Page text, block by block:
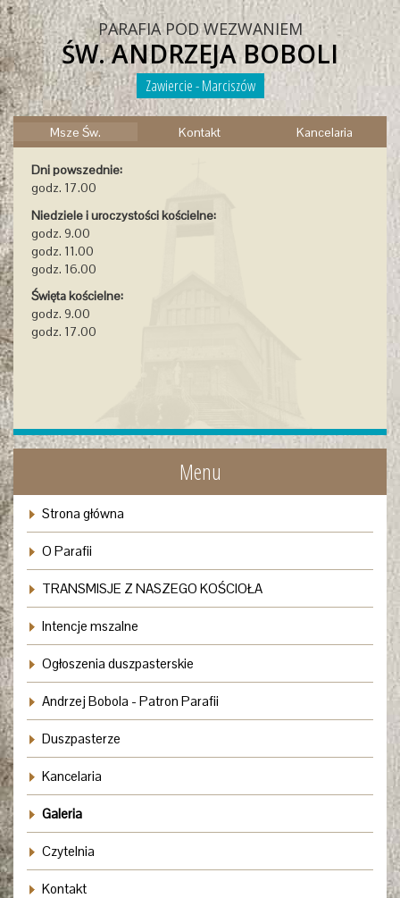
PARAFIA POD WEZWANIEM
ŚW. ANDRZEJA BOBOLI
Zawiercie - Marciszów
Msze Św. Kontakt Kancelaria
Dni powszednie:
godz. 17.00
Niedziele i uroczystości kościelne:
godz. 9.00
godz. 11.00
godz. 16.00
Święta kościelne:
godz. 9.00
godz. 17.00
Menu
Strona główna
O Parafii
TRANSMISJE Z NASZEGO KOŚCIOŁA
Intencje mszalne
Ogłoszenia duszpasterskie
Andrzej Bobola - Patron Parafii
Duszpasterze
Kancelaria
Galeria
Czytelnia
Kontakt